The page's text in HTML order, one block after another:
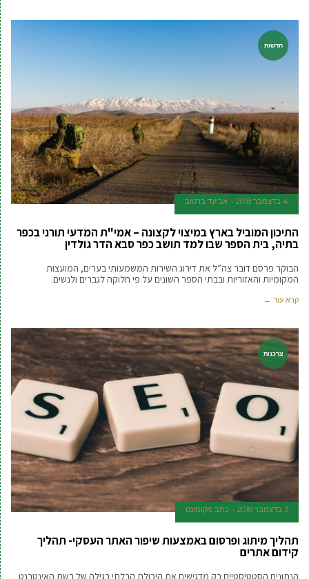
חדשות
4 בדצמבר 2018 אביעד ברטוב
התיכון המוביל בארץ במיצוי לקצונה – אמי"ת המדעי תורני בכפר
בתיה, בית הספר שבו למד תושב כפר סבא הדר גולדין
הבוקר פרסם דובר צה”ל את דירוג השירות המשמעותי בערים, המועצות
המקומיות והאזוריות ובבתי הספר השונים על פי חלוקה לגברים ולנשים.
קרא עוד ←
צרכנות
3 בדצמבר 2018 כתב מקומונט
תהליך מיתוג ופרסום באמצעות שיפור האתר העסקי- תהליך
קידום אתרים